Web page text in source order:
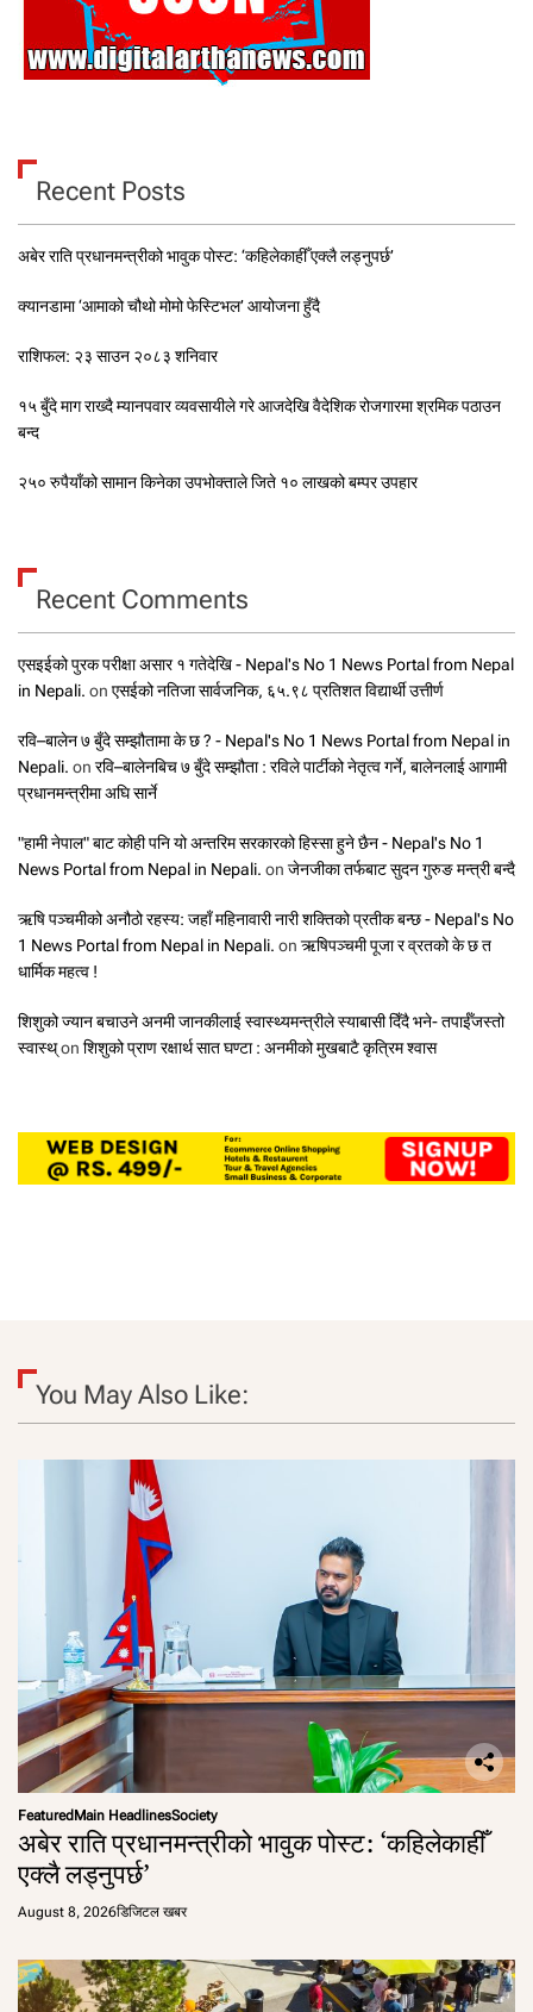
Recent Posts
अबेर राति प्रधानमन्त्रीको भावुक पोस्ट: ‘कहिलेकाहीँ एक्लै लड्नुपर्छ’
क्यानडामा ‘आमाको चौथो मोमो फेस्टिभल’ आयोजना हुँदै
राशिफल: २३ साउन २०८३ शनिवार
१५ बुँदे माग राख्दै म्यानपवार व्यवसायीले गरे आजदेखि वैदेशिक रोजगारमा श्रमिक पठाउन
बन्द
२५० रुपैयाँको सामान किनेका उपभोक्ताले जिते १० लाखको बम्पर उपहार
Recent Comments
एसइईको पुरक परीक्षा असार १ गतेदेखि - Nepal's No 1 News Portal from Nepal
in Nepali. on एसईको नतिजा सार्वजनिक, ६५.९८ प्रतिशत विद्यार्थी उत्तीर्ण
रवि–बालेन ७ बुँदे सम्झौतामा के छ ? - Nepal's No 1 News Portal from Nepal in
Nepali. on रवि–बालेनबिच ७ बुँदे सम्झौता : रविले पार्टीको नेतृत्व गर्ने, बालेनलाई आगामी
प्रधानमन्त्रीमा अघि सार्ने
"हामी नेपाल" बाट कोही पनि यो अन्तरिम सरकारको हिस्सा हुने छैन - Nepal's No 1
News Portal from Nepal in Nepali. on जेनजीका तर्फबाट सुदन गुरुङ मन्त्री बन्दै
ऋषि पञ्चमीको अनौठो रहस्य: जहाँ महिनावारी नारी शक्तिको प्रतीक बन्छ - Nepal's No
1 News Portal from Nepal in Nepali. on ऋषिपञ्चमी पूजा र व्रतको के छ त
धार्मिक महत्व !
शिशुको ज्यान बचाउने अनमी जानकीलाई स्वास्थ्यमन्त्रीले स्याबासी दिँदै भने- तपाईँजस्तो
स्वास्थ्on शिशुको प्राण रक्षार्थ सात घण्टा : अनमीको मुखबाटै कृत्रिम श्वास
You May Also Like:
Featured Main HeadlinesSociety
अबेर राति प्रधानमन्त्रीको भावुक पोस्ट: ‘कहिलेकाहीँ
एक्लै लड्नुपर्छ’
August 8, 2026डिजिटल खबर